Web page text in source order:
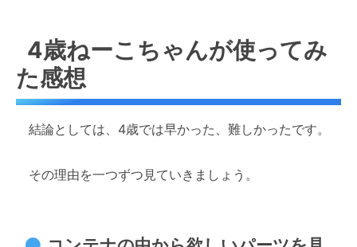
4歳ねーこちゃんが使ってみ
た感想
結論としては、4歳では早かった、難しかったです。
その理由を一つずつ見ていきましょう。